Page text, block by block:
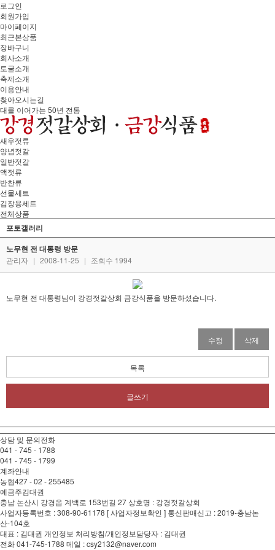
로그인
회원가입
마이페이지
최근본상품
장바구니
회사소개
토굴소개
축제소개
이용안내
찾아오시는길
대를 이어가는 50년 전통
새우젓류
양념젓갈
일반젓갈
액젓류
반찬류
선물세트
김장용세트
전체상품
포토갤러리
노무현 전 대통령 방문
관리자 | 2008-11-25 | 조회수 1994
노무현 전 대통령님이 강경젓갈상회 금강식품을 방문하셨습니다.
수정 삭제
목록
글쓰기
상담 및 문의전화
041 - 745 - 1788
041 - 745 - 1799
계좌안내
농협427 - 02 - 255485
예금주김대권
충남 논산시 강경읍 계백로 153번길 27 상호명 : 강경젓갈상회
사업자등록번호 : 308-90-61178 [ 사업자정보확인 ] 통신판매신고 : 2019-충남논
산-104호
대표 : 김대권 개인정보 처리방침/개인정보담당자 : 김대권
전화 041-745-1788 메일 : csy2132@naver.com